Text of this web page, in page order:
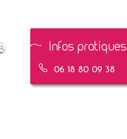
Infos pratiques
06 18 80 09 38